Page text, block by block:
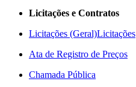
Licitações e Contratos
Licitações (Geral)Licitações
Ata de Registro de Preços
Chamada Pública